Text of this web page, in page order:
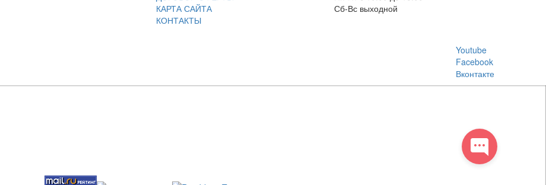
КАРТА САЙТА
КОНТАКТЫ
Сб-Вс выходной
Youtube
Facebook
Вконтакте